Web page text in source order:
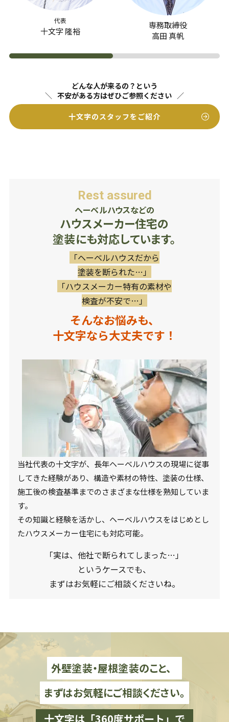
代表
十文字 隆裕
専務取締役
高田 真帆
どんな人が来るの？という
不安がある方はぜひご参照ください
十文字のスタッフをご紹介
Rest assured
ヘーベルハウスなどの
ハウスメーカー住宅の
塗装にも対応しています。
「ヘーベルハウスだから
塗装を断られた…」
「ハウスメーカー特有の素材や
検査が不安で…」
そんなお悩みも、
十文字なら大丈夫です！
当社代表の十文字が、長年ヘーベルハウスの現場に従事
してきた経験があり、構造や素材の特性、塗装の仕様、
施工後の検査基準までのさまざまな仕様を熟知していま
す。
その知識と経験を活かし、ヘーベルハウスをはじめとし
たハウスメーカー住宅にも対応可能。
「実は、他社で断られてしまった…」
というケースでも、
まずはお気軽にご相談くださいね。
外壁塗装・屋根塗装のこと、
まずはお気軽にご相談ください。
十文字は「360度サポート」で